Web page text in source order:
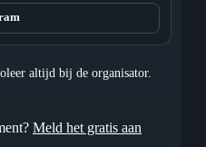
altijd bij de organisator.
Meld het gratis aan